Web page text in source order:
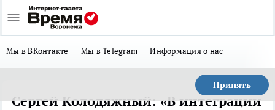
Мы в ВКонтакте Мы в Telegram Информация о нас
Принять
Сергей Колодяжный: «В интеграции